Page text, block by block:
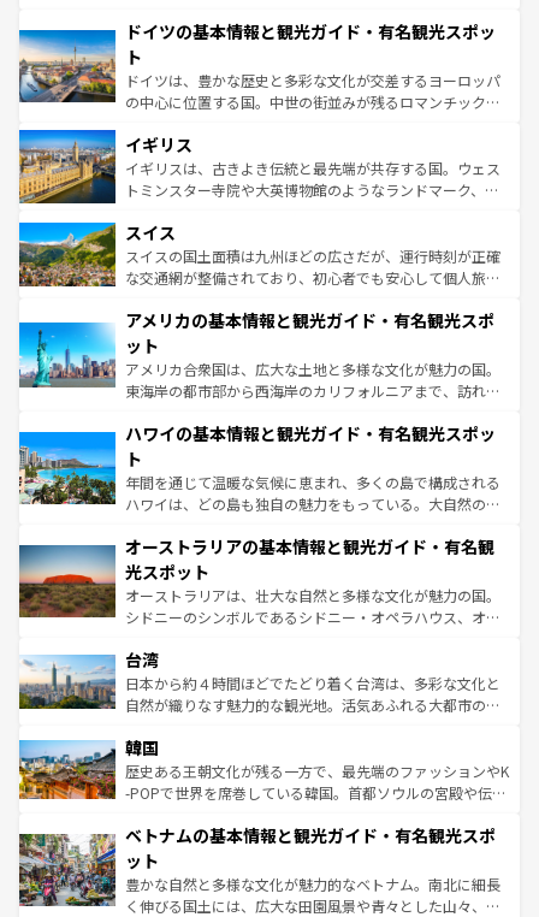
せる。地方によって風土や気候が異なるスペインはその個
ンテンツ一覧 を参照してほしい。
で、幅広い魅力が詰まっている。華麗な宮殿、歴史的な大
聖堂、美しいビーチ、そして豊かな自然が、訪れる者を心
から魅了する。また、フランスは美食の国としても知ら
れ、フランス料理はユネスコ無形文化遺産にも登録されて
香り高いラベンダー畑など、多彩な楽しみ方が可能だ。さ
らに、パリ以外の地域にも魅力が溢れており、どの街角に
も豊かな歴史と文化が息づいている。パリ以外の個性あふ
を参照してほしい。
ドイツの基本情報と観光ガイド・有名観光スポッ
ト
ドイツは、豊かな歴史と多彩な文化が交差するヨーロッパ
の中心に位置する国。中世の街並みが残るロマンチック街
顔を持つこの国は、どこを歩いても飽きることがない。ベ
ルリンの文化的活気、バイエルン州のアルプスの絶景、そ
してライン川沿いのワイン畑といった風景は必見。ビール
は、お酒好きな人にはぜひ体験してほしい。 なお、新着の
ドイツ情報はコンテンツ一覧を参照してほしい。
イギリス
イギリスは、古きよき伝統と最先端が共存する国。ウェス
トミンスター寺院や大英博物館のようなランドマーク、歴
リアごとに異なる魅力がある。また、優雅なアフタヌーン
ティー、ビール好きにはたまらない英国パブ、サッカー観
戦など、本場だからこそできる体験も豊富。イギリスを旅
ンツ一覧を参照してほしい。
スイス
スイスの国土面積は九州ほどの広さだが、運行時刻が正確
な交通網が整備されており、初心者でも安心して個人旅行
の建物がそのまま残る町や、スイスならではのユニークな
博物館もあり、アルプス観光だけでなく町歩きも満喫する
ことができる。国民の所得が高いため物価も高いが、旅行
者向けの交通パス提供のサービスもあり、うまく活用すれ
着のスイス情報はコンテンツ一覧を参照してほしい。
アメリカの基本情報と観光ガイド・有名観光スポ
ット
アメリカ合衆国は、広大な土地と多様な文化が魅力の国。
東海岸の都市部から西海岸のカリフォルニアまで、訪れる
のような巨大都市は、観光、ショッピング、エンターテイ
ンメントが詰まった刺激的なスポットだ。一方、アメリカ
西部には大自然が広がり、グランドキャニオンやイエロー
ストーン国立公園といった絶景が堪能できる。さらに、南
文化が魅力。旅行者はアメリカの各地域で異なる魅力を楽
しみながら、その多様性と豊かな歴史を感じることができ
るだろう。車でのロードトリップや列車の旅も、アメリカ
ならではの贅沢な旅のスタイルだ。 なお、新着のアメリカ
情報は コンテンツ一覧 を参照してほしい。
ハワイの基本情報と観光ガイド・有名観光スポッ
ト
年間を通じて温暖な気候に恵まれ、多くの島で構成される
ハワイは、どの島も独自の魅力をもっている。大自然の神
ワイ島は見逃せない。また、定番の観光地といえばオアフ
島だが、静かな自然を求めるならマウイ島やカウアイ島が
おすすめ。エメラルドグリーンに輝く海をはじめ、豊かな
文化や歴史が息づいている。「アロハスピリット」と呼ば
人々、おいしいローカルフードやハワイアンミュージッ
ク、伝統的なフラダンスなど、すべてがハワイの魅力を彩
っている。訪れるたびに新しい発見と感動が待っているハ
はコンテンツ一覧
オーストラリアの基本情報と観光ガイド・有名観
光スポット
オーストラリアは、壮大な自然と多様な文化が魅力の国。
シドニーのシンボルであるシドニー・オペラハウス、オー
リアリーフや大陸中央部にそびえるウルル（エアーズロッ
ク）、タスマニアの美しい原生林やケアンズの熱帯雨林な
ど、見どころがたくさん。また、カフェやワイン、オージ
いる。アクティビティも充実しており、サーフィンやダイ
ビング、ハイキングなど、アウトドア好きにはたまらな
い。オーストラリアの多彩な魅力を存分に味わいつくそ
参照してほしい。
台湾
日本から約４時間ほどでたどり着く台湾は、多彩な文化と
自然が織りなす魅力的な観光地。活気あふれる大都市の台
ン）、静ひつな山岳地帯である台湾東部など、都市の喧騒
と山間の静けさが共存しており、訪れる人に新しい発見と
驚きをもたらしてくれる。また、奥深い台湾の食文化も魅
容にもいいと評判のスイーツなど、バラエティ豊かな料理
照してほしい。
韓国
歴史ある王朝文化が残る一方で、最先端のファッションやK
-POPで世界を席巻している韓国。首都ソウルの宮殿や伝統
き、地方に足を延ばせば四季折々の自然美を楽しむことが
できる。そして、キムチや焼肉、絶品のストリートフード
まで、さまざまな韓国料理が待っている。夜には、韓国な
らではのナイトライフも堪能できる。あたたかいホスピタ
ベトナムの基本情報と観光ガイド・有名観光スポ
ット
豊かな自然と多様な文化が魅力的なベトナム。南北に細長
く伸びる国土には、広大な田園風景や青々とした山々、世